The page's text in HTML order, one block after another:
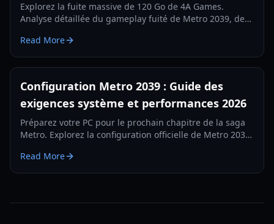
Explorez la fuite massive de 120 Go de 4A Games.
Analyse détaillée du gameplay fuité de Metro 2039, de
l'Unreal Engine 5.
Read More
Configuration Metro 2039 : Guide des
exigences système et performances 2026
Préparez votre PC pour le prochain chapitre de la saga
Metro. Explorez la configuration officielle de Metro 2039,
moteur propriétaire.
Read More